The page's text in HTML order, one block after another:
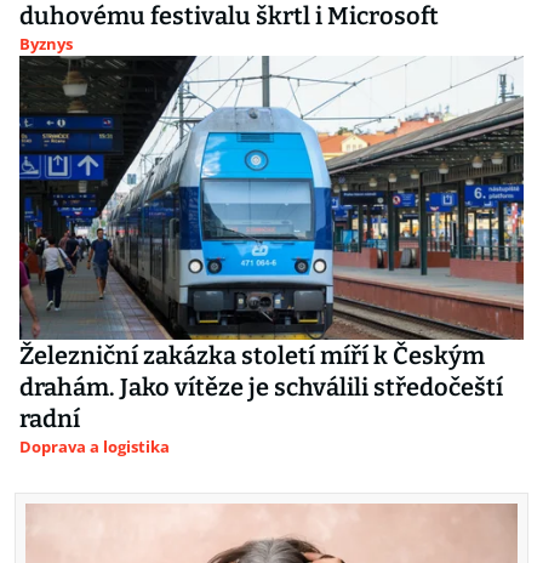
duhovému festivalu škrtl i Microsoft
Byznys
Železniční zakázka století míří k Českým
drahám. Jako vítěze je schválili středočeští
radní
Doprava a logistika